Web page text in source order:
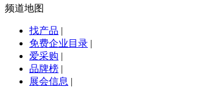
频道地图
找产品 |
免费企业目录 |
爱采购 |
品牌榜 |
展会信息 |